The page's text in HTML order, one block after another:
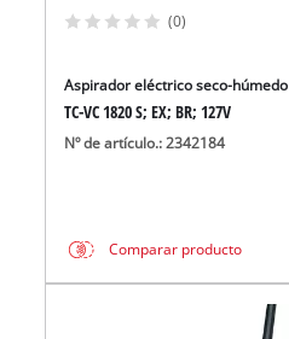
(0)
Aspirador eléctrico seco-húmedo
TC-VC 1820 S; EX; BR; 127V
Nº de artículo.: 2342184
Comparar producto